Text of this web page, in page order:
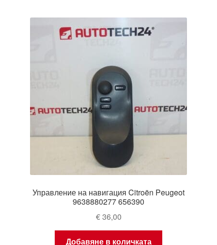
Управление на навигация Citroën Peugeot
9638880277 656390
€36,00
Добавяне в количката